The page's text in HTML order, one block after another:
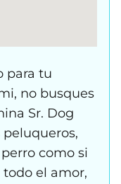
para tu
no busques
Sr. Dog
peluqueros,
como si
todo el amor,